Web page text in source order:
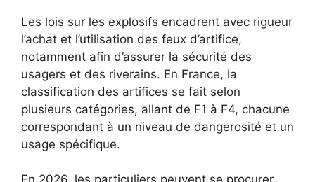
Les lois sur les explosifs encadrent avec rigueur
l’achat et l’utilisation des feux d’artifice,
notamment afin d’assurer la sécurité des
usagers et des riverains. En France, la
classification des artifices se fait selon
plusieurs catégories, allant de F1 à F4, chacune
correspondant à un niveau de dangerosité et un
usage spécifique.